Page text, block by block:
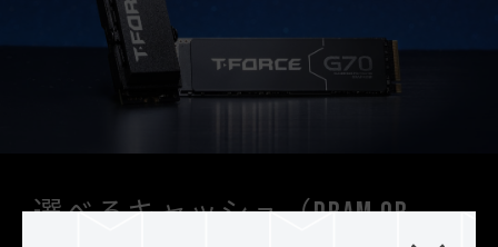
選べるキャッシュ（DRAM or